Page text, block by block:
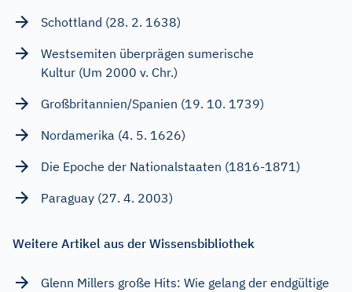
Schottland (28. 2. 1638)
Westsemiten überprägen sumerische
Kultur (Um 2000 v. Chr.)
Großbritannien/Spanien (19. 10. 1739)
Nordamerika (4. 5. 1626)
Die Epoche der Nationalstaaten (1816-1871)
Paraguay (27. 4. 2003)
Weitere Artikel aus der Wissensbibliothek
Glenn Millers große Hits: Wie gelang der endgültige